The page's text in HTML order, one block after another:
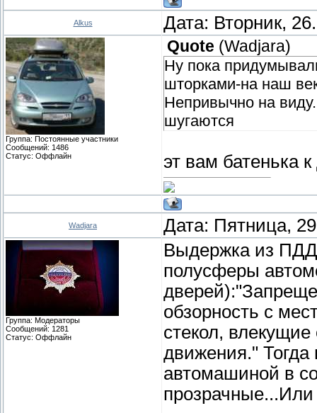
Alkus Дата: Вторник,
Группа: Постоянные участники
Сообщений: 1486
Статус: Оффлайн
Quote (Wadjara)
Ну пока
шторками-на наш
Непривычно на
шугаются
эт вам батенька
Wadjara Дата: Пятница,
Группа: Модераторы
Сообщений: 1281
Статус: Оффлайн
Выдержка из ПДД
полусферы
обзорность с
стекол,
движения."
автомашиной в
прозрачные...Или